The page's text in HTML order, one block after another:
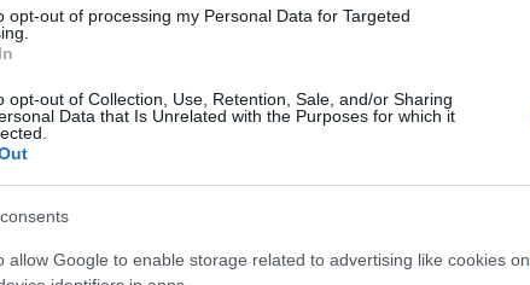
opt-out of processing my Personal Data for Targeted
opt-out of Collection, Use, Retention, Sale, and/or Sharing
Data that Is Unrelated with the Purposes for which it
allow Google to enable storage related to advertising like cookies on
przestronne wnętrze, ale przede
500 kilometrów według WLTP).
otwiera drzwi do
rozkładem wnętrza, ale także pozwala
podwyższonego samochodu.
elektrycznych modeli Skody.
linie, zaś front przyozdobił
który ciągnie się przez całą
zagościły znane już lampy w